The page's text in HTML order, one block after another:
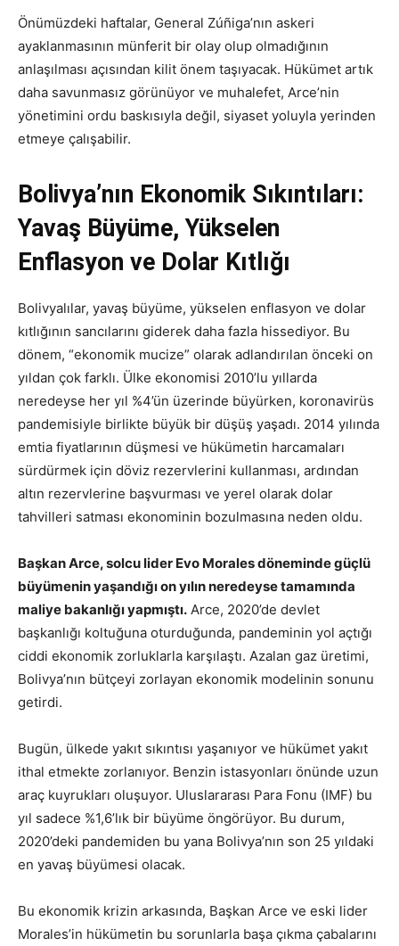
Önümüzdeki haftalar, General Zúñiga’nın askeri
ayaklanmasının münferit bir olay olup olmadığının
anlaşılması açısından kilit önem taşıyacak. Hükümet artık
daha savunmasız görünüyor ve muhalefet, Arce’nin
yönetimini ordu baskısıyla değil, siyaset yoluyla yerinden
etmeye çalışabilir.
Bolivya’nın Ekonomik Sıkıntıları:
Yavaş Büyüme, Yükselen
Enflasyon ve Dolar Kıtlığı
Bolivyalılar, yavaş büyüme, yükselen enflasyon ve dolar
kıtlığının sancılarını giderek daha fazla hissediyor. Bu
dönem, “ekonomik mucize” olarak adlandırılan önceki on
yıldan çok farklı. Ülke ekonomisi 2010’lu yıllarda
neredeyse her yıl %4’ün üzerinde büyürken, koronavirüs
pandemisiyle birlikte büyük bir düşüş yaşadı. 2014 yılında
emtia fiyatlarının düşmesi ve hükümetin harcamaları
sürdürmek için döviz rezervlerini kullanması, ardından
altın rezervlerine başvurması ve yerel olarak dolar
tahvilleri satması ekonominin bozulmasına neden oldu.
Başkan Arce, solcu lider Evo Morales döneminde güçlü
büyümenin yaşandığı on yılın neredeyse tamamında
maliye bakanlığı yapmıştı. Arce, 2020’de devlet
başkanlığı koltuğuna oturduğunda, pandeminin yol açtığı
ciddi ekonomik zorluklarla karşılaştı. Azalan gaz üretimi,
Bolivya’nın bütçeyi zorlayan ekonomik modelinin sonunu
getirdi.
Bugün, ülkede yakıt sıkıntısı yaşanıyor ve hükümet yakıt
ithal etmekte zorlanıyor. Benzin istasyonları önünde uzun
araç kuyrukları oluşuyor. Uluslararası Para Fonu (IMF) bu
yıl sadece %1,6’lık bir büyüme öngörüyor. Bu durum,
2020’deki pandemiden bu yana Bolivya’nın son 25 yıldaki
en yavaş büyümesi olacak.
Bu ekonomik krizin arkasında, Başkan Arce ve eski lider
Morales’in hükümetin bu sorunlarla başa çıkma çabalarını